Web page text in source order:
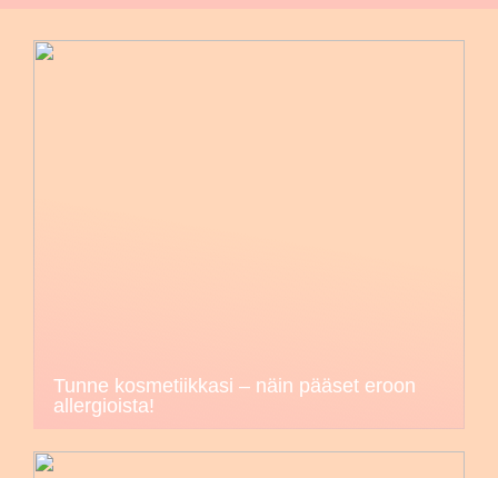
Tunne kosmetiikkasi – näin pääset eroon
allergioista!